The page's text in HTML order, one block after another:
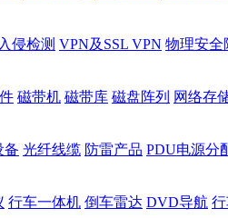
入侵检测 VPN及SSL VPN 物理安全
磁带机 磁带库 磁盘阵列 网络存
备 光纤线缆 防雷产品 PDU电源分
行车一体机 倒车雷达 DVD导航